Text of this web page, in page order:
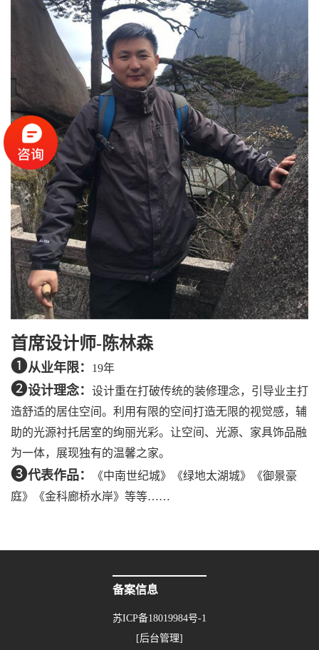
首席设计师-陈林森
❶从业年限： 19年
❷设计理念： 设计重在打破传统的装修理念，引导业主打
造舒适的居住空间。利用有限的空间打造无限的视觉感，辅
助的光源衬托居室的绚丽光彩。让空间、光源、家具饰品融
为一体，展现独有的温馨之家。
❸代表作品： 《中南世纪城》《绿地太湖城》《御景豪
庭》《金科廊桥水岸》等等……
备案信息
苏ICP备18019984号-1
[后台管理]